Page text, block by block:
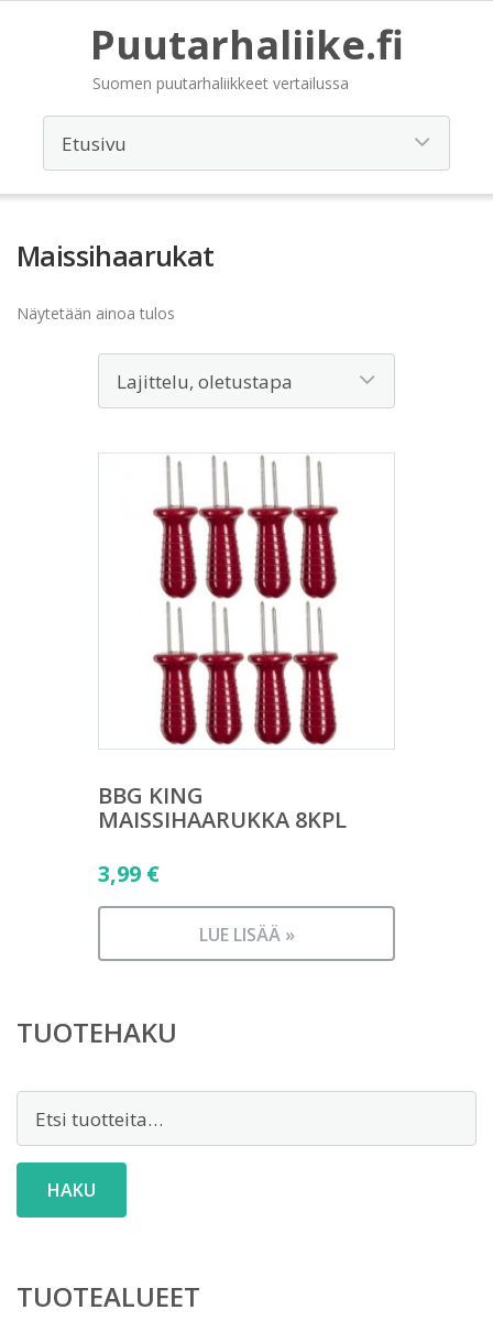
Puutarhaliike.fi
Suomen puutarhaliikkeet vertailussa
Maissihaarukat
Näytetään ainoa tulos
BBG KING
MAISSIHAARUKKA 8KPL
3,99 €
LUE LISÄÄ »
TUOTEHAKU
HAKU
TUOTEALUEET